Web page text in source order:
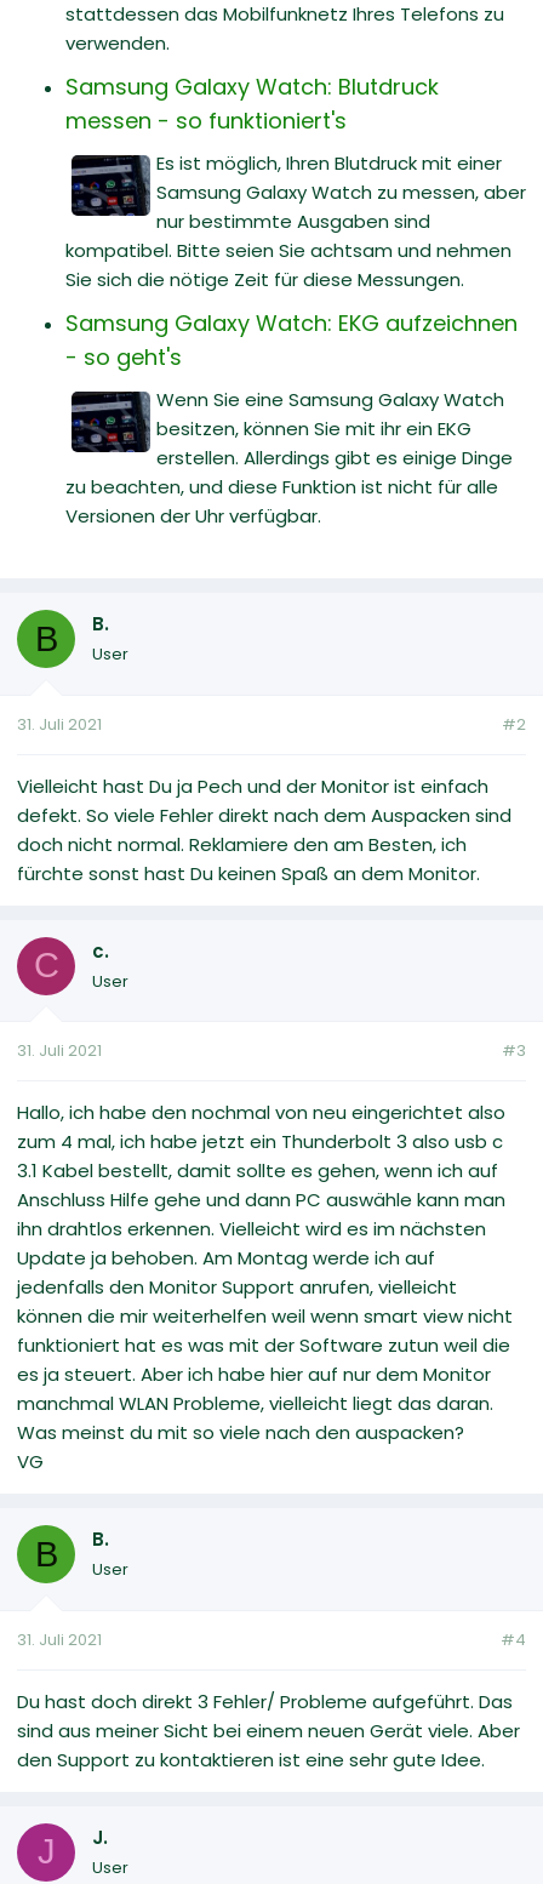
stattdessen das Mobilfunknetz Ihres Telefons zu
verwenden.
Samsung Galaxy Watch: Blutdruck
messen - so funktioniert's
Es ist möglich, Ihren Blutdruck mit einer
Samsung Galaxy Watch zu messen, aber
nur bestimmte Ausgaben sind
kompatibel. Bitte seien Sie achtsam und nehmen
Sie sich die nötige Zeit für diese Messungen.
Samsung Galaxy Watch: EKG aufzeichnen
- so geht's
Wenn Sie eine Samsung Galaxy Watch
besitzen, können Sie mit ihr ein EKG
erstellen. Allerdings gibt es einige Dinge
zu beachten, und diese Funktion ist nicht für alle
Versionen der Uhr verfügbar.
B B.
User
31. Juli 2021 #2
Vielleicht hast Du ja Pech und der Monitor ist einfach
defekt. So viele Fehler direkt nach dem Auspacken sind
doch nicht normal. Reklamiere den am Besten, ich
fürchte sonst hast Du keinen Spaß an dem Monitor.
C c.
User
31. Juli 2021 #3
Hallo, ich habe den nochmal von neu eingerichtet also
zum 4 mal, ich habe jetzt ein Thunderbolt 3 also usb c
3.1 Kabel bestellt, damit sollte es gehen, wenn ich auf
Anschluss Hilfe gehe und dann PC auswähle kann man
ihn drahtlos erkennen. Vielleicht wird es im nächsten
Update ja behoben. Am Montag werde ich auf
jedenfalls den Monitor Support anrufen, vielleicht
können die mir weiterhelfen weil wenn smart view nicht
funktioniert hat es was mit der Software zutun weil die
es ja steuert. Aber ich habe hier auf nur dem Monitor
manchmal WLAN Probleme, vielleicht liegt das daran.
Was meinst du mit so viele nach den auspacken?
VG
B B.
User
31. Juli 2021 #4
Du hast doch direkt 3 Fehler/ Probleme aufgeführt. Das
sind aus meiner Sicht bei einem neuen Gerät viele. Aber
den Support zu kontaktieren ist eine sehr gute Idee.
J J.
User